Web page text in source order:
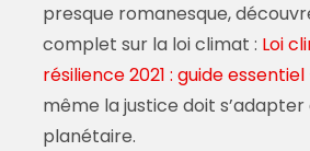
presque romanesque,
complet sur la loi climat : Loi
résilience 2021 : guide essentiel
même la justice doit s’adapter
planétaire.